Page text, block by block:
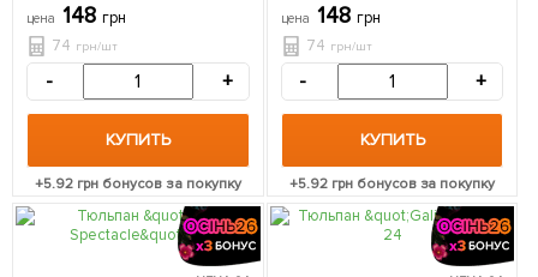
цена 148 грн
74 грн/шт
- +
КУПИТЬ
+5.92 грн бонусов за покупку
цена 148 грн
74 грн/шт
- +
КУПИТЬ
+5.92грн бонусов за покупку